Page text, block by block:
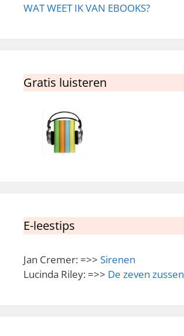
WAT WEET IK VAN EBOOKS?
Gratis luisteren
E-leestips
Jan Cremer: =>> Sirenen
Lucinda Riley: =>> De zeven zussen